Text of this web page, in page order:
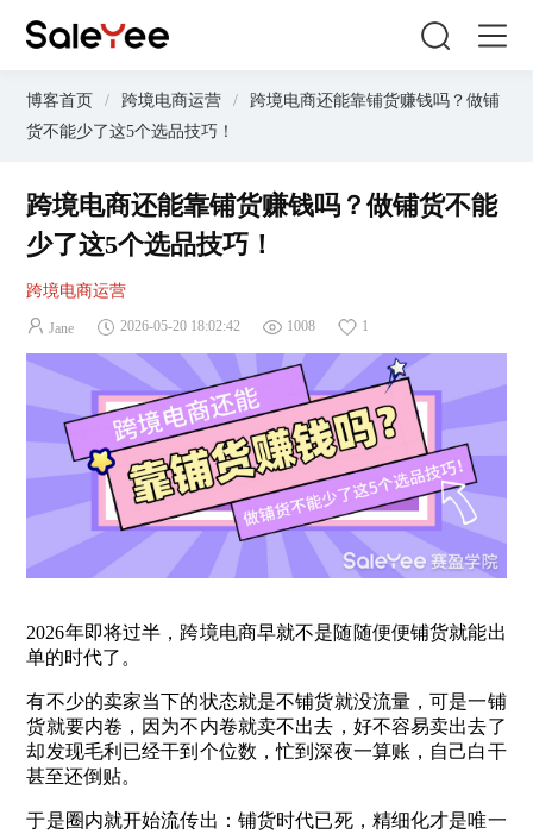
博客首页 / 跨境电商运营 /
跨境电商还能靠铺货赚钱吗？做铺
货不能少了这5个选品技巧！
跨境电商还能靠铺货赚钱吗？做铺货不能
少了这5个选品技巧！
跨境电商运营
Jane 2026-05-20 18:02:42 1008 1
2026年即将过半，跨境电商早就不是随随便便铺货就能出
单的时代了。
有不少的卖家当下的状态就是不铺货就没流量，可是一铺
货就要内卷，因为不内卷就卖不出去，好不容易卖出去了
却发现毛利已经干到个位数，忙到深夜一算账，自己白干
甚至还倒贴。
于是圈内就开始流传出：铺货时代已死，精细化才是唯一